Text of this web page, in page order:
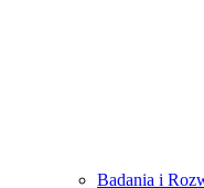
Badania i